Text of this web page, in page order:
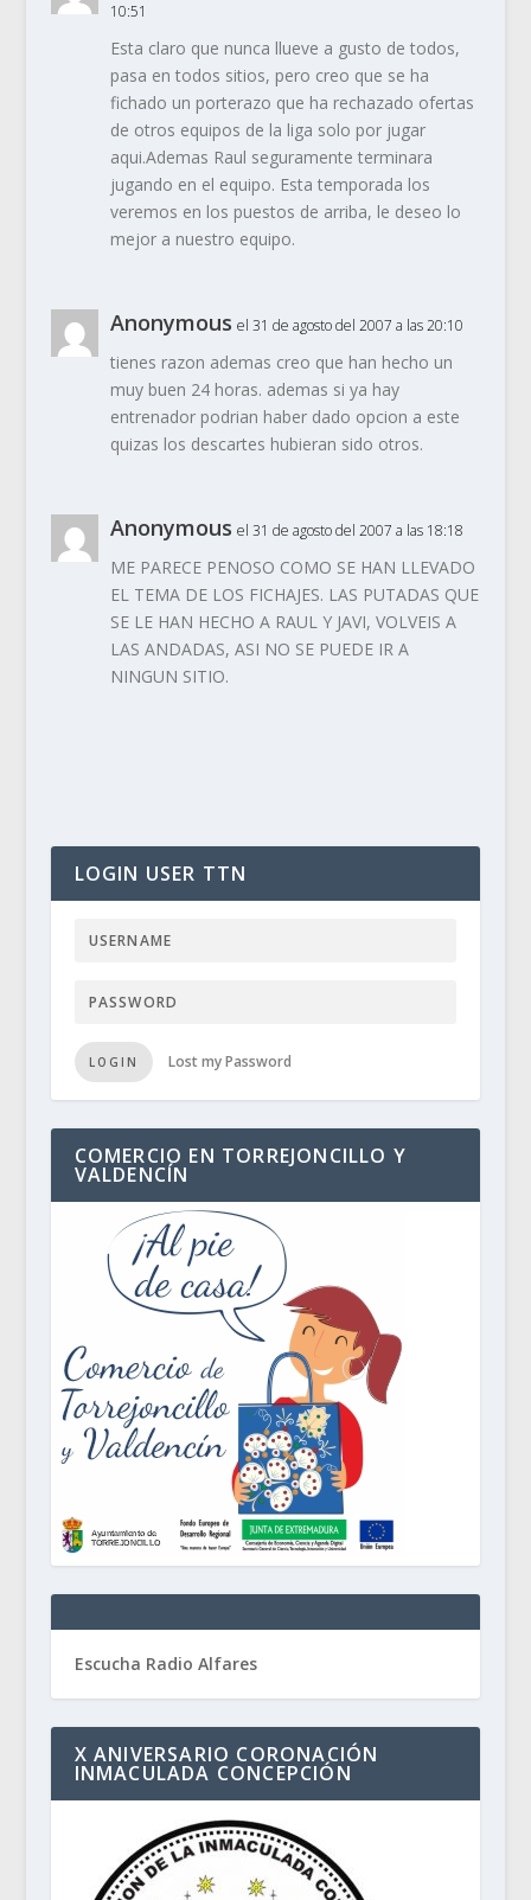
10:51
Esta claro que nunca llueve a gusto de todos,
pasa en todos sitios, pero creo que se ha
fichado un porterazo que ha rechazado ofertas
de otros equipos de la liga solo por jugar
aqui.Ademas Raul seguramente terminara
jugando en el equipo. Esta temporada los
veremos en los puestos de arriba, le deseo lo
mejor a nuestro equipo.
Anonymous el 31 de agosto del 2007 a las 20:10
tienes razon ademas creo que han hecho un
muy buen 24 horas. ademas si ya hay
entrenador podrian haber dado opcion a este
quizas los descartes hubieran sido otros.
Anonymous el 31 de agosto del 2007 a las 18:18
ME PARECE PENOSO COMO SE HAN LLEVADO
EL TEMA DE LOS FICHAJES. LAS PUTADAS QUE
SE LE HAN HECHO A RAUL Y JAVI, VOLVEIS A
LAS ANDADAS, ASI NO SE PUEDE IR A
NINGUN SITIO.
LOGIN USER TTN
LOGIN Lost my Password
COMERCIO EN TORREJONCILLO Y
VALDENCÍN
Escucha Radio Alfares
X ANIVERSARIO CORONACIÓN
INMACULADA CONCEPCIÓN